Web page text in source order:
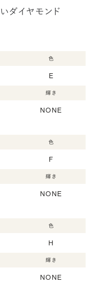
ダイヤモンド
色
E
輝き
NONE
色
F
輝き
NONE
色
H
輝き
NONE